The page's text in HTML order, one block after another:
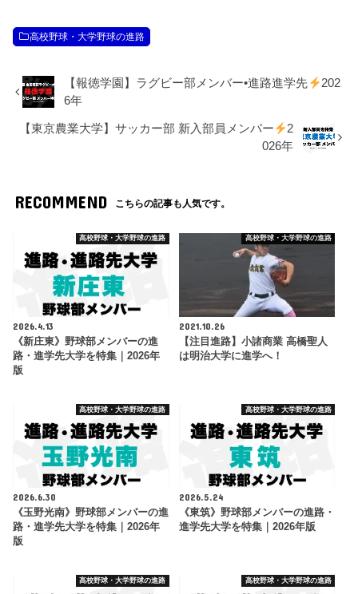
高校野球・大学野球の進路
【報徳学園】ラグビー部メンバー•進路進学先
202
6年
【東京農業大学】サッカー部 新入部員メンバー
2
026年
RECOMMEND こちらの記事も人気です。
高校野球・大学野球の進路
2026.4.13
《新庄東》野球部メンバーの進
路・進学先大学を特集｜2026年
版
高校野球・大学野球の進路
2021.10.26
【注目進路】小諸商業 高橋聖人
は明治大学に進学へ！
高校野球・大学野球の進路
2026.6.30
《玉野光南》野球部メンバーの進
路・進学先大学を特集｜2026年
版
高校野球・大学野球の進路
2026.5.24
《東筑》野球部メンバーの進路・
進学先大学を特集｜2026年版
高校野球・大学野球の進路 高校野球・大学野球の進路